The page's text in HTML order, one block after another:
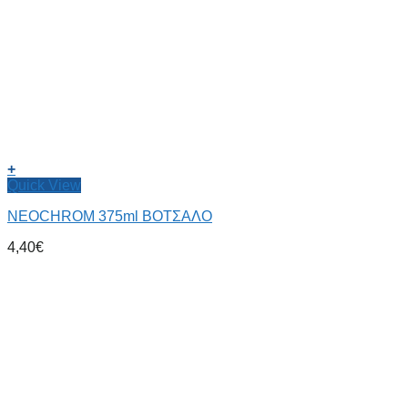
+
Quick View
NEOCHROM 375ml ΒΟΤΣΑΛΟ
4,40€